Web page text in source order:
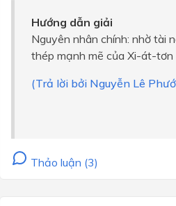
Hướng dẫn giải
Nguyên nhân chính: nhờ tài
thép mạnh mẽ của Xi-át-tơn
(Trả lời bởi Nguyễn Lê
Thảo luận (3)